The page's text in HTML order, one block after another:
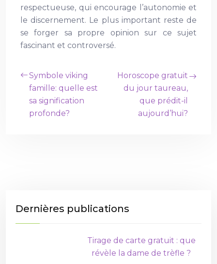
respectueuse, qui encourage l’autonomie et
le discernement. Le plus important reste de
se forger sa propre opinion sur ce sujet
fascinant et controversé.
Symbole viking
famille: quelle est
sa signification
profonde?
Horoscope gratuit
du jour taureau,
que prédit-il
aujourd’hui?
Dernières publications
Tirage de carte gratuit : que
révèle la dame de trèfle ?